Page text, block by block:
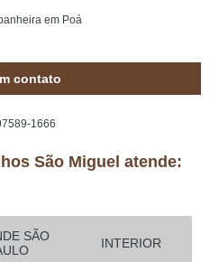
em Poá
contato
1666
São Miguel atende:
SÃO
INTERIOR